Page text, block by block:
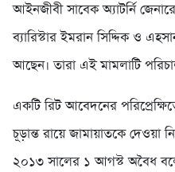
আইনজীবী সাবেক অ্যাটর্নি
ব্যারিস্টার ইমরান সিদ্দিক ও
আছেন। তারা এই মামলাটি
একটি রিট আবেদনের
চূড়ান্ত রায়ে জামায়াতকে দেওয়া
২০১৩ সালের ১ আগস্ট অবৈধ